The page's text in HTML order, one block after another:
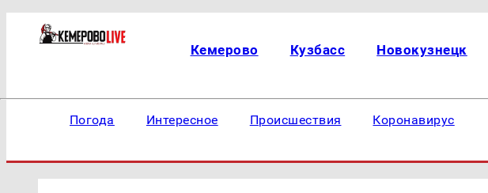
Кемерово Кузбасс Новокузнецк
Погода Интересное Происшествия Коронавирус